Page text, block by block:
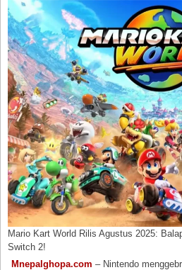
Mario Kart World Rilis Agustus 2025:
Switch 2!
Mnepalghopa.com – Nintendo